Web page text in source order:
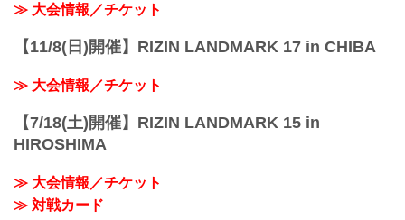
≫ 大会情報／チケット
【11/8(日)開催】RIZIN LANDMARK 17 in CHIBA
≫ 大会情報／チケット
【7/18(土)開催】RIZIN LANDMARK 15 in
HIROSHIMA
≫ 大会情報／チケット
≫ 対戦カード